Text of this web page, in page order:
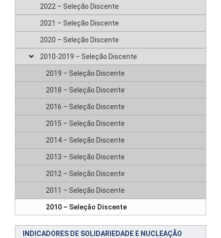
2022 – Seleção Discente
2021 – Seleção Discente
2020 – Seleção Discente
2010-2019 – Seleção Discente
2019 – Seleção Discente
2018 – Seleção Discente
2016 – Seleção Discente
2015 – Seleção Discente
2014 – Seleção Discente
2013 – Seleção Discente
2012 – Seleção Discente
2011 – Seleção Discente
2010 – Seleção Discente
INDICADORES DE SOLIDARIEDADE E NUCLEAÇÃO